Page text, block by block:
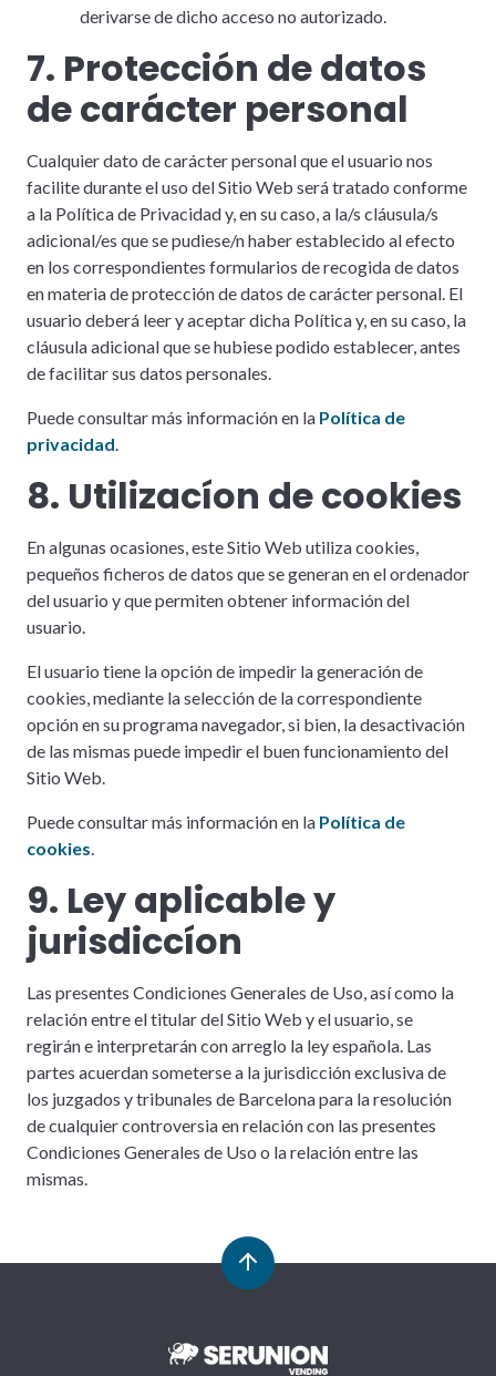
derivarse de dicho acceso no autorizado.
7. Protección de datos
de carácter personal
Cualquier dato de carácter personal que el usuario nos
facilite durante el uso del Sitio Web será tratado conforme
a la Política de Privacidad y, en su caso, a la/s cláusula/s
adicional/es que se pudiese/n haber establecido al efecto
en los correspondientes formularios de recogida de datos
en materia de protección de datos de carácter personal. El
usuario deberá leer y aceptar dicha Política y, en su caso, la
cláusula adicional que se hubiese podido establecer, antes
de facilitar sus datos personales.
Puede consultar más información en la Política de
privacidad.
8. Utilizacíon de cookies
En algunas ocasiones, este Sitio Web utiliza cookies,
pequeños ficheros de datos que se generan en el ordenador
del usuario y que permiten obtener información del
usuario.
El usuario tiene la opción de impedir la generación de
cookies, mediante la selección de la correspondiente
opción en su programa navegador, si bien, la desactivación
de las mismas puede impedir el buen funcionamiento del
Sitio Web.
Puede consultar más información en la Política de
cookies.
9. Ley aplicable y
jurisdiccíon
Las presentes Condiciones Generales de Uso, así como la
relación entre el titular del Sitio Web y el usuario, se
regirán e interpretarán con arreglo la ley española. Las
partes acuerdan someterse a la jurisdicción exclusiva de
los juzgados y tribunales de Barcelona para la resolución
de cualquier controversia en relación con las presentes
Condiciones Generales de Uso o la relación entre las
mismas.